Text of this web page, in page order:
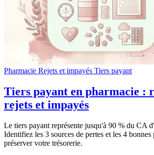
Pharmacie Rejets et impayés Tiers payant
Tiers payant en pharmacie :
rejets et impayés
Le tiers payant représente jusqu'à 90 % du CA
Identifiez les 3 sources de pertes et les 4
préserver votre trésorerie.